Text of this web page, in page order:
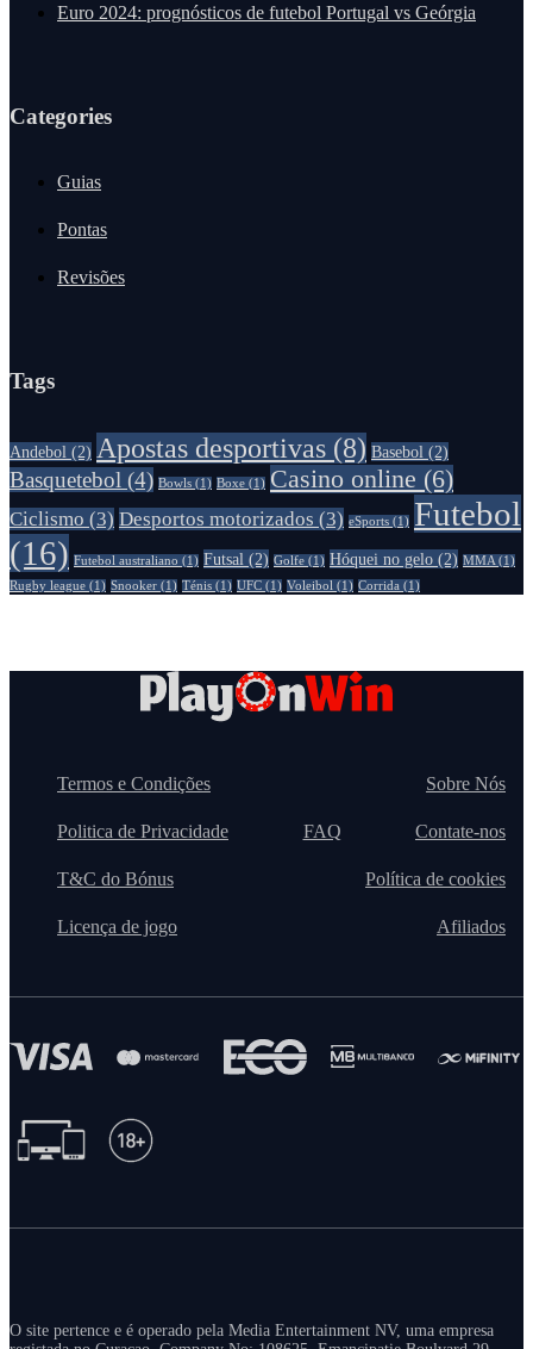
Euro 2024: prognósticos de futebol Portugal vs Geórgia
Categories
Guias
Pontas
Revisões
Tags
Andebol (2) Apostas desportivas (8) Basebol (2)
Basquetebol (4) Bowls (1) Boxe (1) Casino online (6)
Ciclismo (3) Desportos motorizados (3) eSports (1) Futebol
(16) Futebol australiano (1) Futsal (2) Golfe (1) Hóquei no gelo (2) MMA (1)
Rugby league (1) Snooker (1) Ténis (1) UFC (1) Voleibol (1) Сorrida (1)
Termos e Condições Sobre Nós
Politica de Privacidade FAQ Contate-nos
T&C do Bónus Política de cookies
Licença de jogo Afiliados
O site pertence e é operado pela Media Entertainment NV, uma empresa